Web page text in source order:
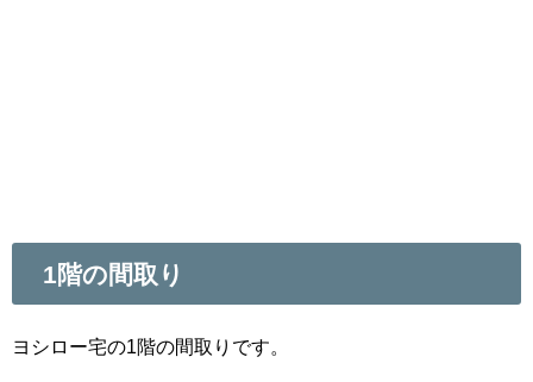
1階の間取り
ヨシロー宅の1階の間取りです。